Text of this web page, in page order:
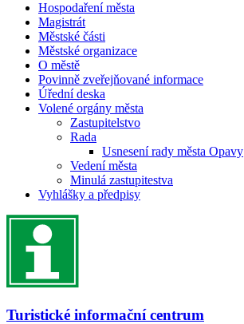
Hospodaření města
Magistrát
Městské části
Městské organizace
O městě
Povinně zveřejňované informace
Úřední deska
Volené orgány města
Zastupitelstvo
Rada
Usnesení rady města Opavy
Vedení města
Minulá zastupitestva
Vyhlášky a předpisy
Turistické informační centrum